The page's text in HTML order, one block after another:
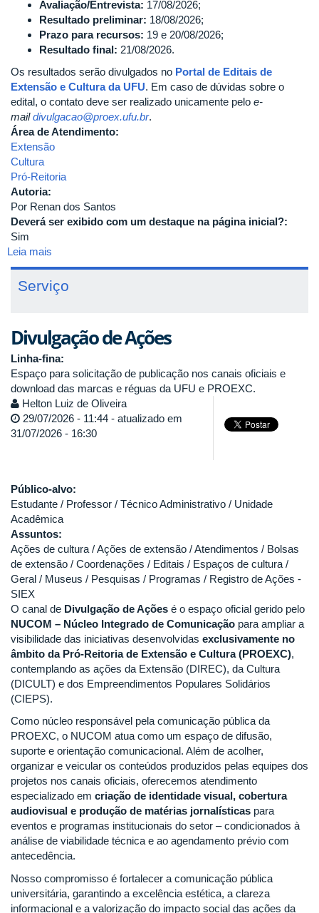
Avaliação/Entrevista: 17/08/2026;
Resultado preliminar: 18/08/2026;
Prazo para recursos: 19 e 20/08/2026;
Resultado final: 21/08/2026.
Os resultados serão divulgados no Portal de Editais de
Extensão e Cultura da UFU. Em caso de dúvidas sobre o
edital, o contato deve ser realizado unicamente pelo e-
maildivulgacao@proex.ufu.br.
Área de Atendimento:
Extensão
Cultura
Pró-Reitoria
Autoria:
Por Renan dos Santos
Deverá ser exibido com um destaque na página inicial?:
Sim
Leia mais
Pró-
Reitoria
de
Cultura
abre
seleção
para
bolsistas
nas
áreas
revisão
textual
Serviço
Divulgação de Ações
Linha-fina:
Espaço para solicitação de publicação nos canais oficiais e
download das marcas e réguas da UFU e PROEXC.
Helton Luiz de Oliveira
29/07/2026 - 11:44 - atualizado em
31/07/2026 - 16:30
Público-alvo:
Estudante / Professor / Técnico Administrativo / Unidade
Acadêmica
Assuntos:
Ações de cultura / Ações de extensão / Atendimentos / Bolsas
de extensão / Coordenações / Editais / Espaços de cultura /
Geral / Museus / Pesquisas / Programas / Registro de Ações -
SIEX
O canal de Divulgação de Ações é o espaço oficial gerido pelo
NUCOM – Núcleo Integrado de Comunicação para ampliar a
visibilidade das iniciativas desenvolvidas exclusivamente no
âmbito da Pró-Reitoria de Extensão e Cultura (PROEXC),
contemplando as ações da Extensão (DIREC), da Cultura
(DICULT) e dos Empreendimentos Populares Solidários
(CIEPS).
Como núcleo responsável pela comunicação pública da
PROEXC, o NUCOM atua como um espaço de difusão,
suporte e orientação comunicacional. Além de acolher,
organizar e veicular os conteúdos produzidos pelas equipes dos
projetos nos canais oficiais, oferecemos atendimento
especializado em criação de identidade visual, cobertura
audiovisual e produção de matérias jornalísticas para
eventos e programas institucionais do setor – condicionados à
análise de viabilidade técnica e ao agendamento prévio com
antecedência.
Nosso compromisso é fortalecer a comunicação pública
universitária, garantindo a excelência estética, a clareza
informacional e a valorização do impacto social das ações da